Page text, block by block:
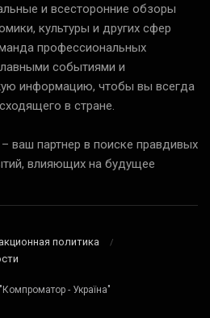
и всесторонние обзоры
культуры и других сфер
профессиональных
событиями и
информацию, чтобы вы всегда
в стране.
– ваш партнер в поиске правдивых
влияющих на будущее
политика
- Україна"